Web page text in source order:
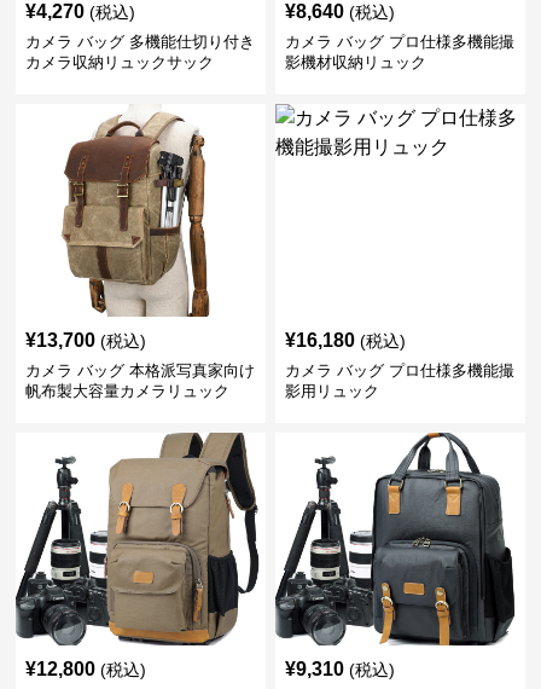
¥4,270 (税込)
カメラ バッグ 多機能仕切り付き
カメラ収納リュックサック
¥8,640 (税込)
カメラ バッグ プロ仕様多機能撮
影機材収納リュック
¥13,700 (税込)
カメラ バッグ 本格派写真家向け
帆布製大容量カメラリュック
¥16,180 (税込)
カメラ バッグ プロ仕様多機能撮
影用リュック
¥12,800 (税込) ¥9,310 (税込)